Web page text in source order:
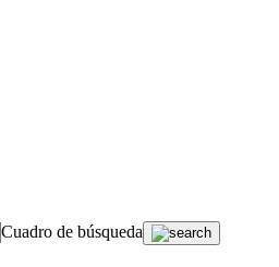
Cuadro de búsqueda